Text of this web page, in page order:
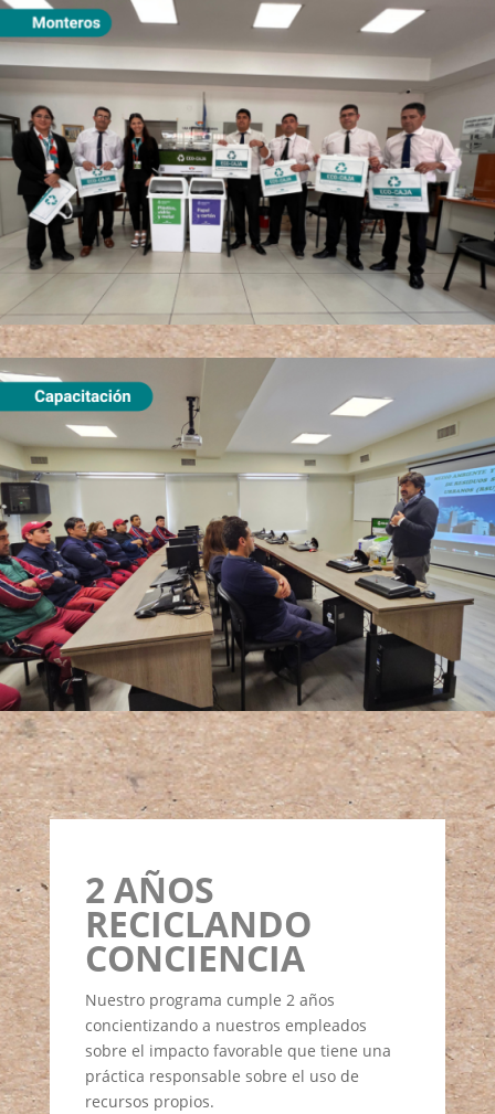
2 AÑOS
RECICLANDO
CONCIENCIA
Nuestro programa cumple 2 años
concientizando a nuestros empleados
sobre el impacto favorable que tiene una
práctica responsable sobre el uso de
recursos propios.